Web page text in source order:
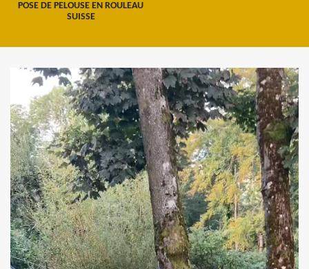
POSE DE PELOUSE EN ROULEAU
SUISSE